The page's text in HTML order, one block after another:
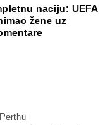
naciju: UEFA
žene uz